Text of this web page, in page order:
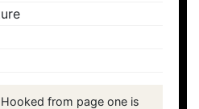
Hooked from page one is